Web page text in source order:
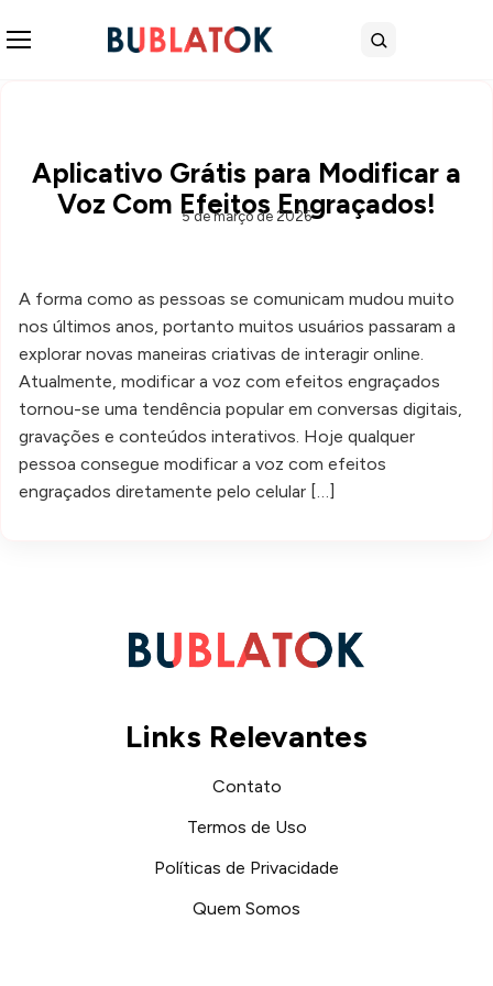
Buscar
Aplicativo Grátis para Modificar a
Voz Com Efeitos Engraçados!
5 de março de 2026
A forma como as pessoas se comunicam mudou muito
nos últimos anos, portanto muitos usuários passaram a
explorar novas maneiras criativas de interagir online.
Atualmente, modificar a voz com efeitos engraçados
tornou-se uma tendência popular em conversas digitais,
gravações e conteúdos interativos. Hoje qualquer
pessoa consegue modificar a voz com efeitos
engraçados diretamente pelo celular […]
Links Relevantes
Contato
Termos de Uso
Políticas de Privacidade
Quem Somos